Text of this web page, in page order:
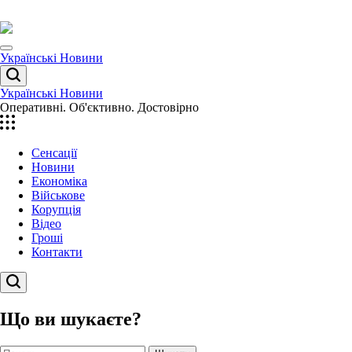
до
вмісту
Menu
Українські Новини
Пошук
Українські Новини
Оперативні. Об'єктивно. Достовірно
Сенсації
Новини
Економіка
Військове
Корупція
Відео
Гроші
Контакти
Пошук
Що ви шукаєте?